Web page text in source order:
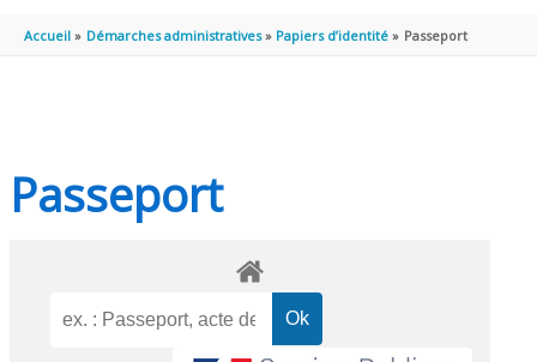
PRINCIPAL
Accueil Démarches administratives Papiers d’identité Passeport
Passeport